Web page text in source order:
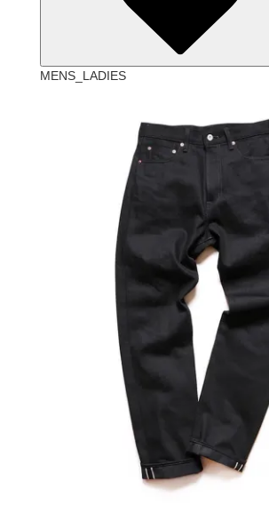
MENS_LADIES